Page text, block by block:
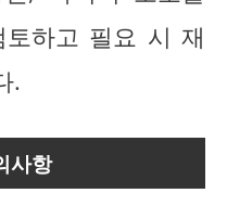
하고 필요 시 재
.
사항